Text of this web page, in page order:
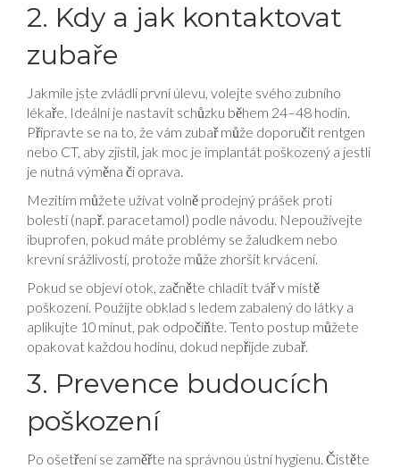
2. Kdy a jak kontaktovat
zubaře
Jakmile jste zvládli první úlevu, volejte svého zubního
lékaře. Ideální je nastavit schůzku během 24–48 hodin.
Připravte se na to, že vám zubař může doporučit rentgen
nebo CT, aby zjistil, jak moc je implantát poškozený a jestli
je nutná výměna či oprava.
Mezitím můžete užívat volně prodejný prášek proti
bolesti (např. paracetamol) podle návodu. Nepoužívejte
ibuprofen, pokud máte problémy se žaludkem nebo
krevní srážlivostí, protože může zhoršit krvácení.
Pokud se objeví otok, začněte chladit tvář v místě
poškození. Použijte obklad s ledem zabalený do látky a
aplikujte 10 minut, pak odpočiňte. Tento postup můžete
opakovat každou hodinu, dokud nepřijde zubař.
3. Prevence budoucích
poškození
Po ošetření se zaměřte na správnou ústní hygienu. Čistěte